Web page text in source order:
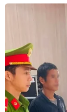
Thời
hưởng ra sao
vào Biển Đông?
05/08/2026 04:56